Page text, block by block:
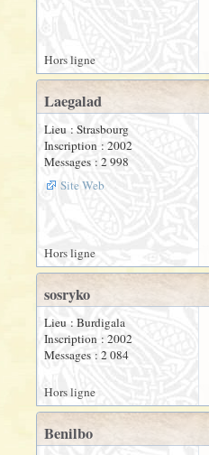
Hors ligne
Laegalad
Lieu : Strasbourg
Inscription : 2002
Messages : 2 998
Site Web
Hors ligne
sosryko
Lieu : Burdigala
Inscription : 2002
Messages : 2 084
Hors ligne
Benilbo